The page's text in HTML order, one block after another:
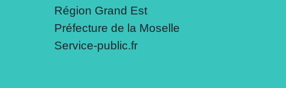
Région Grand Est
Préfecture de la Moselle
Service-public.fr